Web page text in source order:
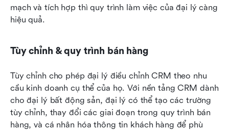
mạch và tích hợp thì quy trình làm việc của đại lý càng
hiệu quả.
Tùy chỉnh & quy trình bán hàng
Tùy chỉnh cho phép đại lý điều chỉnh CRM theo nhu
cầu kinh doanh cụ thể của họ. Với nền tảng CRM dành
cho đại lý bất động sản, đại lý có thể tạo các trường
tùy chỉnh, thay đổi các giai đoạn trong quy trình bán
hàng, và cá nhân hóa thông tin khách hàng để phù